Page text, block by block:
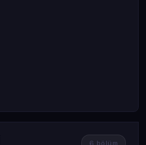
6 bölüm